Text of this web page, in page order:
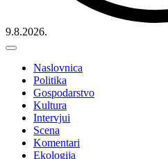
9.8.2026.
Naslovnica
Politika
Gospodarstvo
Kultura
Intervjui
Scena
Komentari
Ekologija